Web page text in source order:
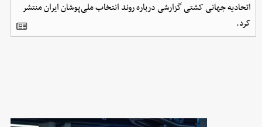
اتحادیه جهانی کشتی گزارشی درباره روند انتخاب ملی‌پوشان ایران منتشر
کرد.